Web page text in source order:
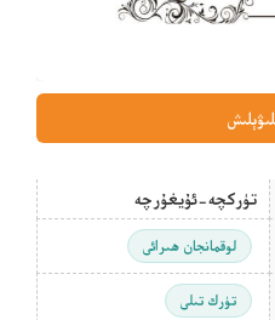
تۈركچە-ئۇيغۇرچە
لوقمانجان ھىرائى
تۈرك تىلى